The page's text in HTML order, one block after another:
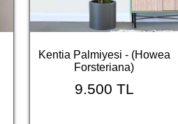
Kentia Palmiyesi - (Howea
Forsteriana)
9.500 TL